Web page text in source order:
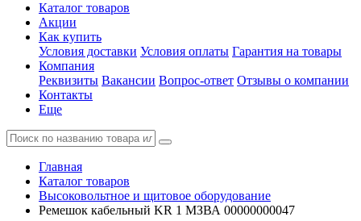
Каталог товаров
Акции
Как купить
Условия доставки Условия оплаты Гарантия на товары
Компания
Реквизиты Вакансии Вопрос-ответ Отзывы о компании
Контакты
Еще
Главная
Каталог товаров
Высоковольтное и щитовое оборудование
Ремешок кабельный KR 1 МЗВА 00000000047